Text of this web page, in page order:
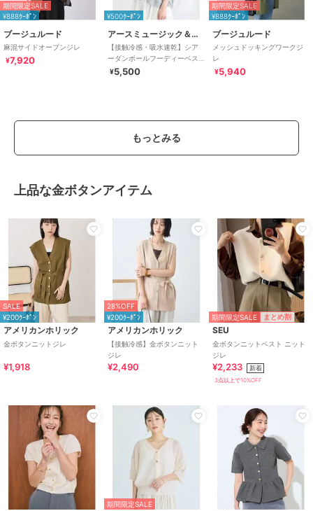
期間限定SALE
¥888ｸｰﾎﾟﾝ
ブージュルード
麻混サイドオープンジレ
¥7,920
¥500ｸｰﾎﾟﾝ
アースミュージック＆エコロジー
【接触冷感・吸水速乾】シア
ーダンボールフーディーベス
ト
¥5,500
期間限定SALE
¥888ｸｰﾎﾟﾝ
ブージュルード
メッシュドッキングワークジ
レ
¥5,940
もっとみる
上品な金ボタンアイテム
SALE
¥200ｸｰﾎﾟﾝ
アメリカンホリック
金ボタンニットジレ
¥1,918
28%OFF
¥200ｸｰﾎﾟﾝ
アメリカンホリック
【接触冷感】金ボタンニット
ジレ
¥2,490
期間限定SALE まとめ割
SEU
金ボタンニットベスト ニット
ジレ
¥2,233 新着
3点以上で10%OFF
期間限定SALE